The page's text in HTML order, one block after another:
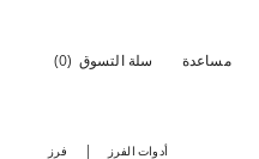
مساعدة سلة التسوق (0)
أدوات الفرز فرز